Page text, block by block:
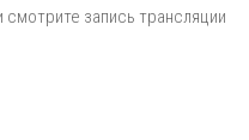
смотрите запись трансляции